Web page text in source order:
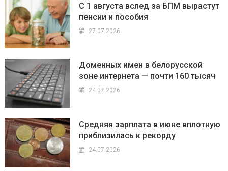
С 1 августа вслед за БПМ вырастут
пенсии и пособия
27.07.2026
Доменных имен в белорусской
зоне интернета — почти 160 тысяч
24.07.2026
Средняя зарплата в июне вплотную
приблизилась к рекорду
24.07.2026